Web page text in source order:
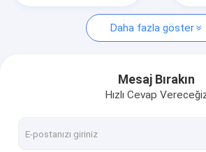
Berilyum Bakır Alaşım
C17300 Berilyum Bakır
C17510 Berilyum Bakır
Daha fazla göster
Mesaj Bırakın
Hızlı Cevap